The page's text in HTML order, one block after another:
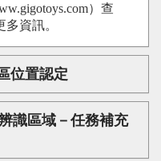
）查
資訊。
位置認定
識區域－任務補充